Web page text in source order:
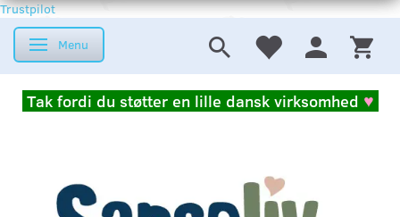
Trustpilot
Skifte navigation
Menu
Tak fordi du støtter en lille dansk virksomhed ♥